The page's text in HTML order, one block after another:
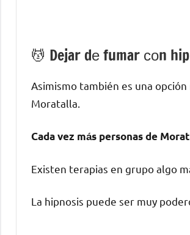
💆 ‍Dejar dе fumar сοn
Asimismo también es una
Moratalla.
Cada vez mа́s personas dе
Existen terapias en grupo algo
La hipnosis puede ser muy